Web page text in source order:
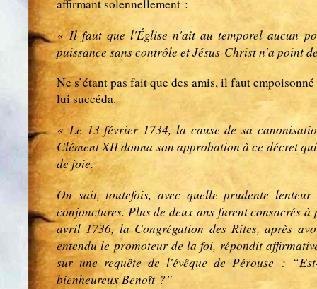
affirmant solennellement :
« Il faut que l'Église n'ait au temporel aucun
puissance sans contrôle et Jésus-Christ n'a point
Ne s’étant pas fait que des amis, il faut
lui succéda.
« Le 13 février 1734, la cause de sa
Clément XII donna son approbation à ce décret
de joie.
On sait, toutefois, avec quelle prudente
conjonctures. Plus de deux ans furent consacrés
avril 1736, la Congrégation des Rites, après
entendu le promoteur de la foi, répondit
sur une requête de l'évêque de Pérouse :
bienheureux Benoît ?”